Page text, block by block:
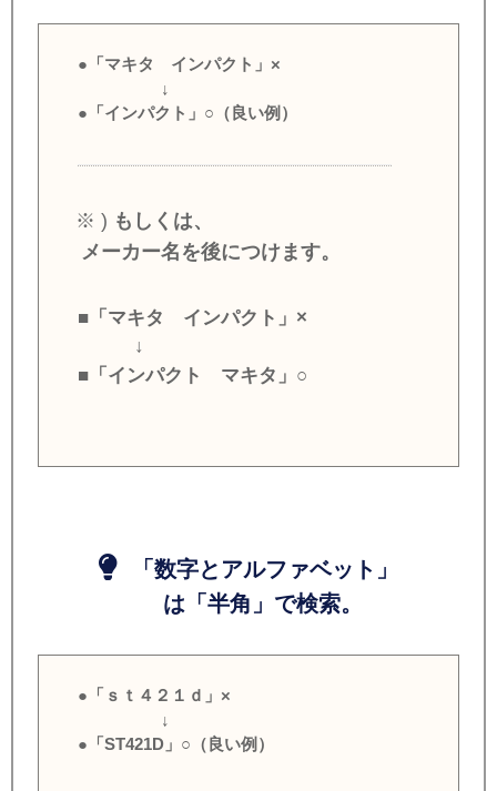
●「マキタ インパクト」×
↓
●「インパクト」○（良い例）
※ ) もしくは、
メーカー名を後につけます。
■「マキタ インパクト」×
↓
■「インパクト マキタ」○
「数字とアルファベット」
は「半角」で検索。
●「ｓｔ４２１ｄ」×
↓
●「ST421D」○（良い例）